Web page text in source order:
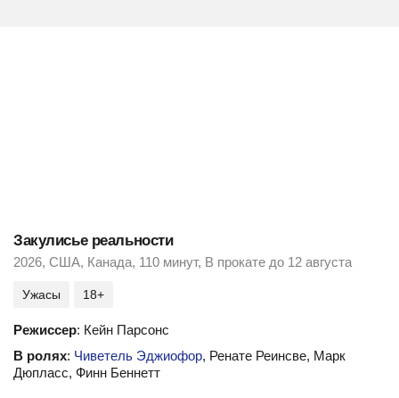
Закулисье реальности
2026, США, Канада, 110 минут, В прокате до 12 августа
Ужасы 18+
Режиссер: Кейн Парсонс
В ролях: Чиветель Эджиофор, Ренате Реинсве, Марк
Дюпласс, Финн Беннетт